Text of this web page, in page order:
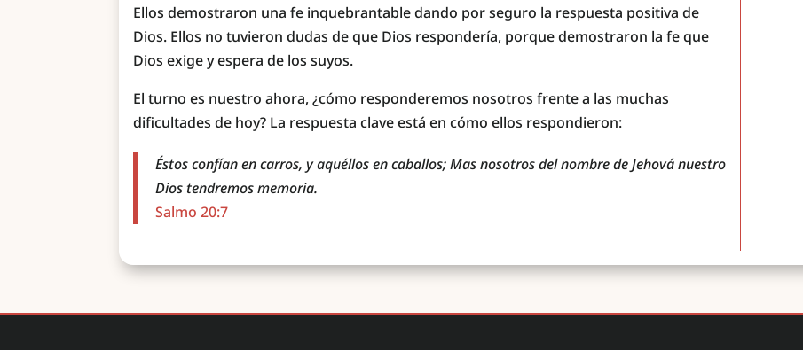
Ellos demostraron una fe inquebrantable dando por seguro la respuesta positiva de
Dios. Ellos no tuvieron dudas de que Dios respondería, porque demostraron la fe que
Dios exige y espera de los suyos.
El turno es nuestro ahora, ¿cómo responderemos nosotros frente a las muchas
dificultades de hoy? La respuesta clave está en cómo ellos respondieron:
Éstos confían en carros, y aquéllos en caballos; Mas nosotros del nombre de Jehová nuestro
Dios tendremos memoria.
Salmo 20:7